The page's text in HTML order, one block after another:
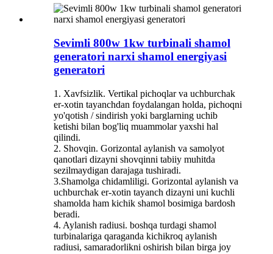
Sevimli 800w 1kw turbinali shamol
generatori narxi shamol energiyasi
generatori
1. Xavfsizlik. Vertikal pichoqlar va uchburchak
er-xotin tayanchdan foydalangan holda, pichoqni
yo'qotish / sindirish yoki barglarning uchib
ketishi bilan bog'liq muammolar yaxshi hal
qilindi.
2. Shovqin. Gorizontal aylanish va samolyot
qanotlari dizayni shovqinni tabiiy muhitda
sezilmaydigan darajaga tushiradi.
3.Shamolga chidamliligi. Gorizontal aylanish va
uchburchak er-xotin tayanch dizayni uni kuchli
shamolda ham kichik shamol bosimiga bardosh
beradi.
4. Aylanish radiusi. boshqa turdagi shamol
turbinalariga qaraganda kichikroq aylanish
radiusi, samaradorlikni oshirish bilan birga joy